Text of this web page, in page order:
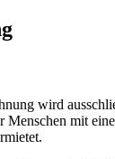
wird
Menschen mit